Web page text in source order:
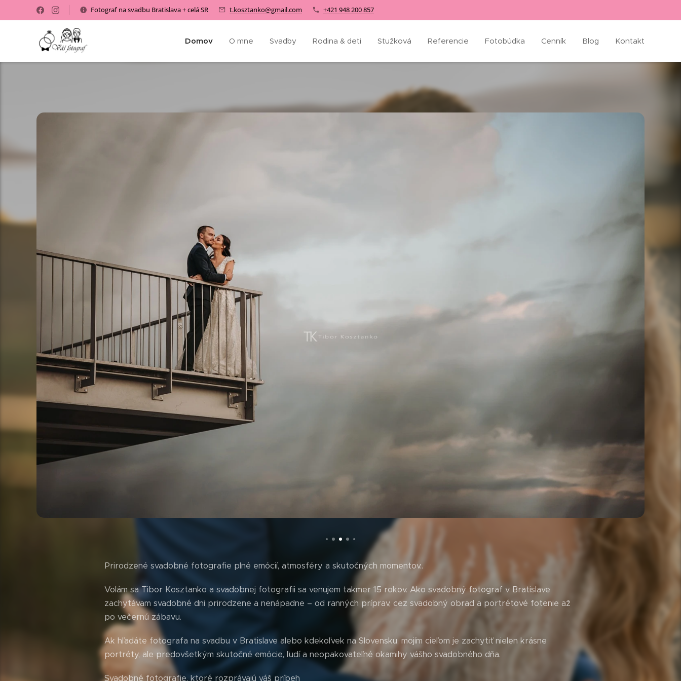
Fotograf na svadbu Bratislava + celá SR t.kosztanko@gmail.com +421 948 200 857
Domov O mne Svadby Rodina & deti Stužková Referencie Fotobúdka Cenník Blog Kontakt
Prirodzené svadobné fotografie plné emócií, atmosféry a skutočných momentov..
Volám sa Tibor Kosztanko a svadobnej fotografii sa venujem takmer 15 rokov. Ako svadobný fotograf v Bratislave
zachytávam svadobné dni prirodzene a nenápadne – od ranných príprav, cez svadobný obrad a portrétové fotenie až
po večernú zábavu.
Ak hľadáte fotografa na svadbu v Bratislave alebo kdekoľvek na Slovensku, mojím cieľom je zachytiť nielen krásne
portréty, ale predovšetkým skutočné emócie, ľudí a neopakovateľné okamihy vášho svadobného dňa.
Svadobné fotografie, ktoré rozprávajú váš príbeh